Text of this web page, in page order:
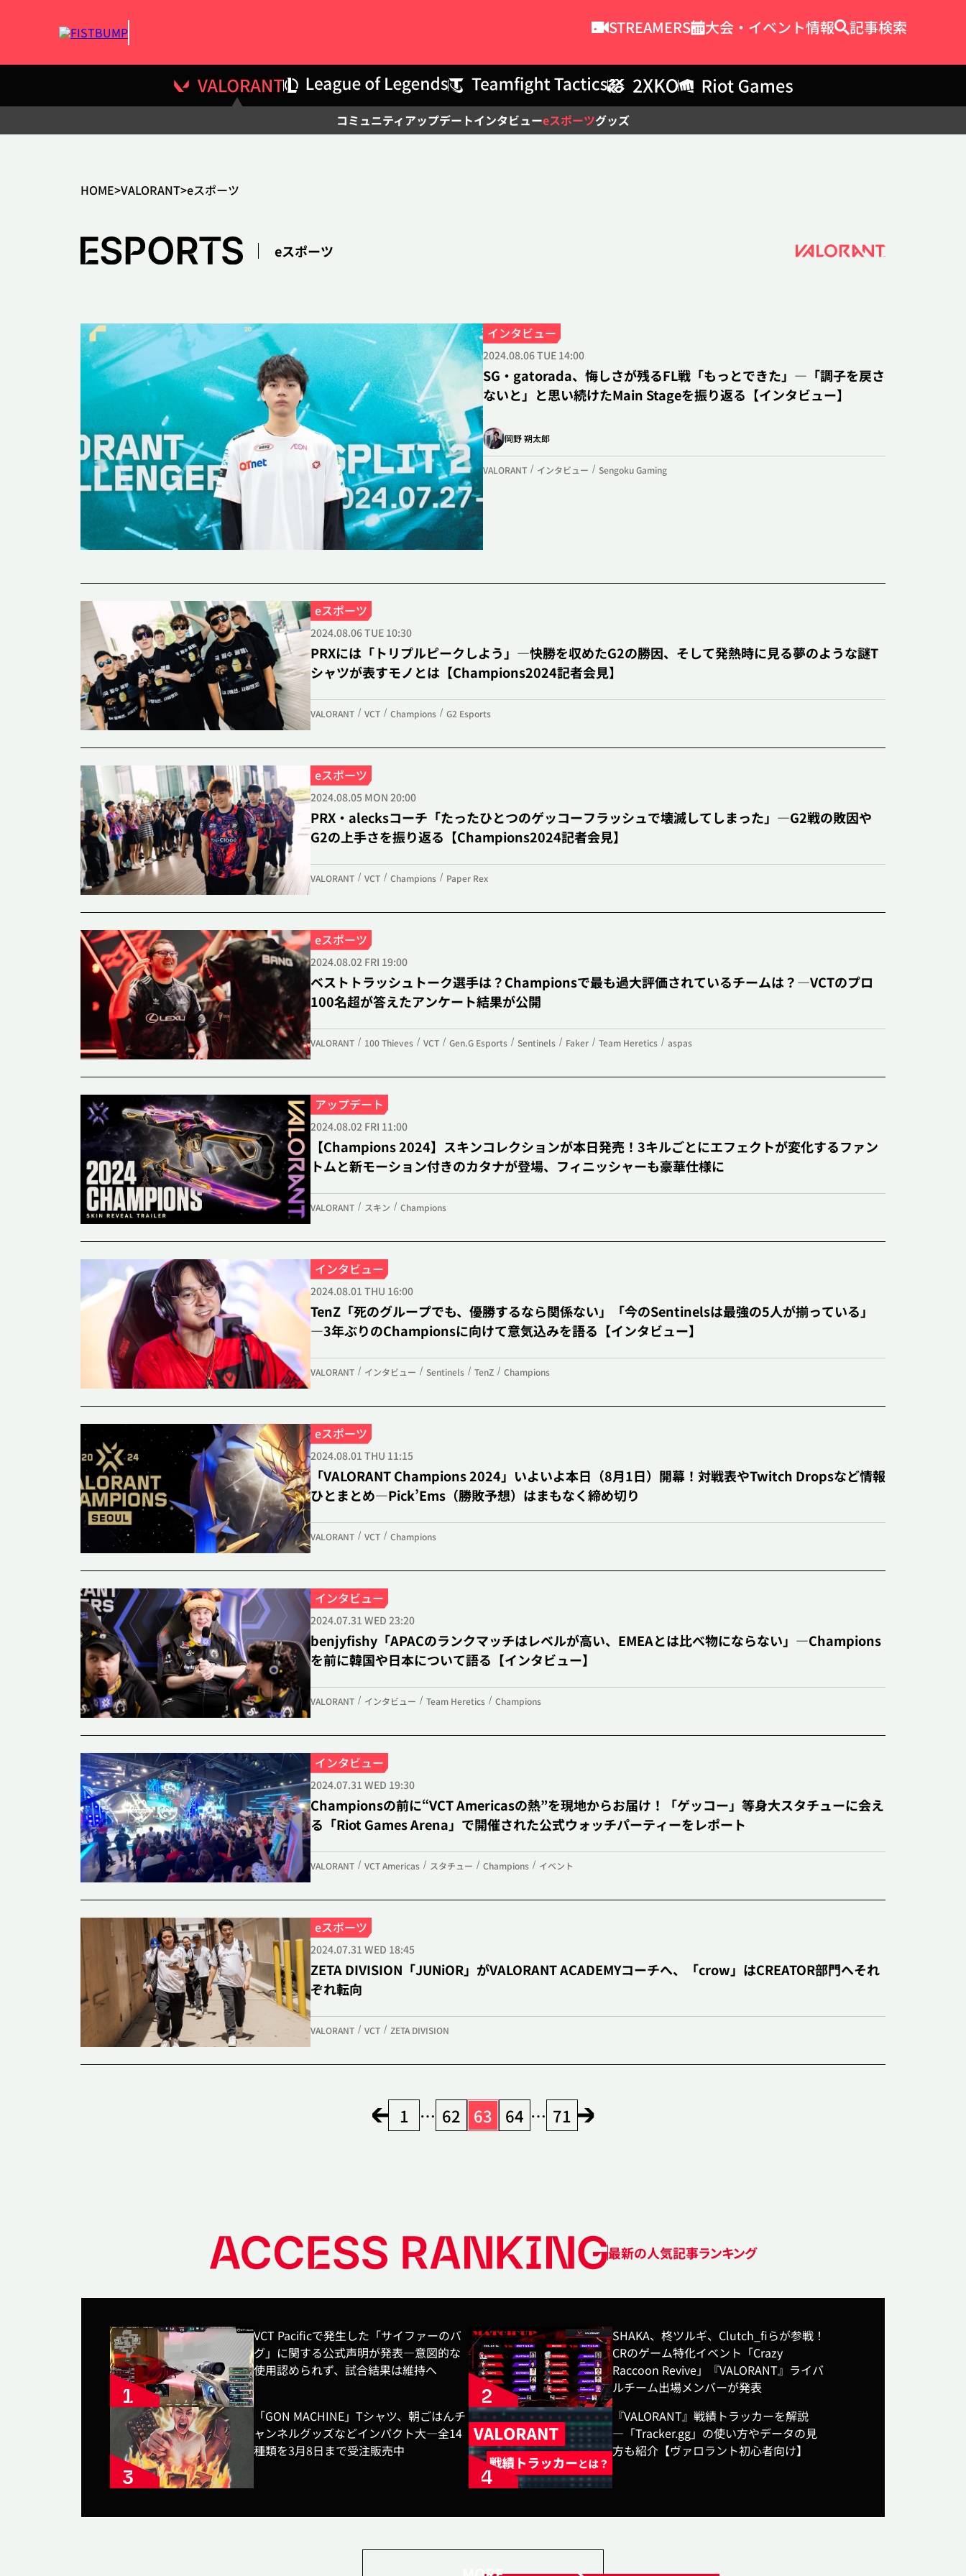
STREAMERS 大会・イベント情報 記事検索
コミュニティアップデートインタビューeスポーツグッズ
#VALORANT #VCT Pacific #ストリーマー #Challengers Japan
#グッズ
#DetonatioN FocusMe #デュエリスト #夢野あかり
VALORANT インタビュー
手越祐也が語る『VALORANT』への尽きない愛―アーティストとゲーマー、二つの顔から見
えてくる“本気の向き合い方”【インタビュー】
HOME
VALORANT
コミュニティ アップデート
インタビュー
eスポーツ
グッズ
コミュニティ アップデート
インタビュー
eスポーツ
Teamfight Tactics
eスポーツ
Riot Games
ニュース Riot Games ONE
STREAMERS 大会・イベント情報
VALORANT&LoL関連ニュースメディア
HOME VALORANT eスポーツ
eスポーツ
インタビュー
2024.08.06 TUE 14:00
SG・gatorada、悔しさが残るFL戦「もっとできた」―「調子を戻さ
ないと」と思い続けたMain Stageを振り返る【インタビュー】
岡野 朔太郎
VALORANT インタビュー Sengoku Gaming
eスポーツ
2024.08.06 TUE 10:30
PRXには「トリプルピークしよう」―快勝を収めたG2の勝因、そして発熱時に見る夢のような謎T
シャツが表すモノとは【Champions2024記者会見】
VALORANT VCT Champions G2 Esports
eスポーツ
2024.08.05 MON 20:00
PRX・alecksコーチ「たったひとつのゲッコーフラッシュで壊滅してしまった」―G2戦の敗因や
G2の上手さを振り返る【Champions2024記者会見】
VALORANT VCT Champions Paper Rex
eスポーツ
2024.08.02 FRI 19:00
ベストトラッシュトーク選手は？Championsで最も過大評価されているチームは？―VCTのプロ
100名超が答えたアンケート結果が公開
VALORANT 100 Thieves VCT Gen.G Esports Sentinels Faker Team Heretics aspas
アップデート
2024.08.02 FRI 11:00
【Champions 2024】スキンコレクションが本日発売！3キルごとにエフェクトが変化するファン
トムと新モーション付きのカタナが登場、フィニッシャーも豪華仕様に
VALORANT スキン Champions
インタビュー
2024.08.01 THU 16:00
TenZ「死のグループでも、優勝するなら関係ない」「今のSentinelsは最強の5人が揃っている」
―3年ぶりのChampionsに向けて意気込みを語る【インタビュー】
VALORANT インタビュー Sentinels TenZ Champions
eスポーツ
2024.08.01 THU 11:15
「VALORANT Champions 2024」いよいよ本日（8月1日）開幕！対戦表やTwitch Dropsなど情報
ひとまとめ―Pick’Ems（勝敗予想）はまもなく締め切り
VALORANT VCT Champions
インタビュー
2024.07.31 WED 23:20
benjyfishy「APACのランクマッチはレベルが高い、EMEAとは比べ物にならない」―Champions
を前に韓国や日本について語る【インタビュー】
VALORANT インタビュー Team Heretics Champions
インタビュー
2024.07.31 WED 19:30
Championsの前に“VCT Americasの熱”を現地からお届け！「ゲッコー」等身大スタチューに会え
る「Riot Games Arena」で開催された公式ウォッチパーティーをレポート
VALORANT VCT Americas スタチュー Champions イベント
eスポーツ
2024.07.31 WED 18:45
ZETA DIVISION「JUNiOR」がVALORANT ACADEMYコーチへ、「crow」はCREATOR部門へそれ
ぞれ転向
VALORANT VCT ZETA DIVISION
1 … 62 63 64 … 71
最新の人気記事ランキング
VCT Pacificで発生した「サイファーのバ
グ」に関する公式声明が発表―意図的な
使用認められず、試合結果は維持へ
SHAKA、柊ツルギ、Clutch_fiらが参戦！
CRのゲーム特化イベント「Crazy
Raccoon Revive」『VALORANT』ライバ
ルチーム出場メンバーが発表
「GON MACHINE」Tシャツ、朝ごはんチ
ャンネルグッズなどインパクト大―全14
種類を3月8日まで受注販売中
『VALORANT』戦績トラッカーを解説
―「Tracker.gg」の使い方やデータの見
方も紹介【ヴァロラント初心者向け】